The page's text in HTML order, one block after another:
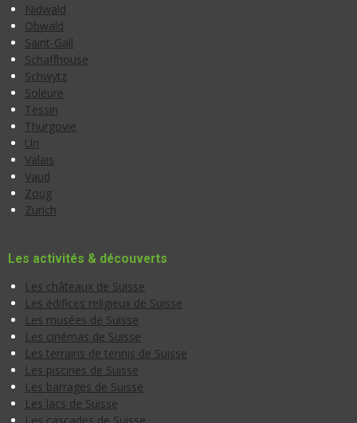
Nidwald
Obwald
Saint-Gall
Schaffhouse
Schwytz
Soleure
Tessin
Thurgovie
Uri
Valais
Vaud
Zoug
Zurich
Les activités & découverts
Les châteaux de Suisse
Les édifices religieux de Suisse
Les musées de Suisse
Les cinémas de Suisse
Les terrains de tennis de Suisse
Les piscines de Suisse
Les barrages de Suisse
Les lacs de Suisse